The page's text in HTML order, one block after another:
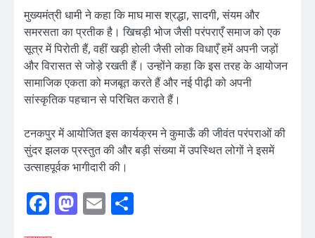
मुख्यमंत्री धामी ने कहा कि माघ मास श्रद्धा, सादगी, संयम और
समरसता का प्रतीक है। खिचड़ी भोज जैसी परंपराएँ समाज को एक
सूत्र में पिरोती हैं, वहीं खड़ी होली जैसी लोक विधाएँ हमें अपनी जड़ों
और विरासत से जोड़े रखती हैं। उन्होंने कहा कि इस तरह के आयोजन
सामाजिक एकता को मजबूत करते हैं और नई पीढ़ी को अपनी
सांस्कृतिक पहचान से परिचित कराते हैं।
टनकपुर में आयोजित इस कार्यक्रम ने कुमाऊँ की जीवंत परंपराओं की
सुंदर झलक प्रस्तुत की और बड़ी संख्या में उपस्थित लोगों ने इसमें
उत्साहपूर्वक भागीदारी की।
Facebook
Mastodon
Email